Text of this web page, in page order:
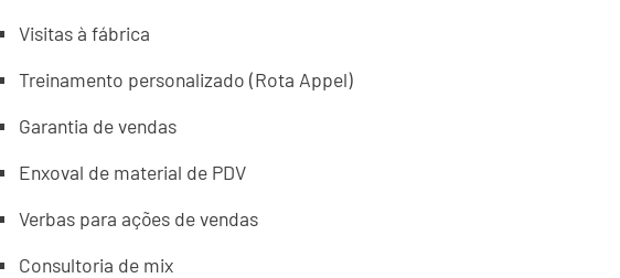
Visitas à fábrica
Treinamento personalizado (Rota Appel)
Garantia de vendas
Enxoval de material de PDV
Verbas para ações de vendas
Consultoria de mix